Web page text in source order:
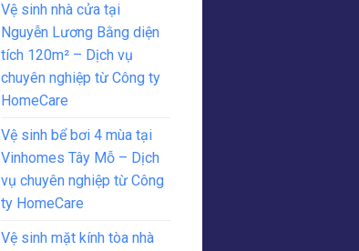
Vệ sinh nhà cửa tại
Nguyễn Lương Bằng diện
tích 120m² – Dịch vụ
chuyên nghiệp từ Công ty
HomeCare
Vệ sinh bể bơi 4 mùa tại
Vinhomes Tây Mỗ – Dịch
vụ chuyên nghiệp từ Công
ty HomeCare
Vệ sinh mặt kính tòa nhà